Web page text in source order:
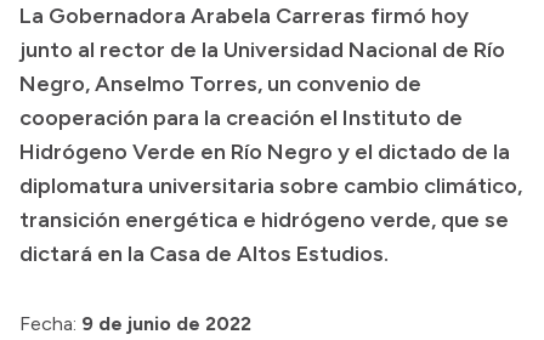
Geografía
Invertí en Río Negro
Transparencia
Compras y licitaciones
La Gobernadora Arabela Carreras firmó hoy
junto al rector de la Universidad Nacional de Río
Negro, Anselmo Torres, un convenio de
cooperación para la creación el Instituto de
Hidrógeno Verde en Río Negro y el dictado de la
diplomatura universitaria sobre cambio climático,
transición energética e hidrógeno verde, que se
dictará en la Casa de Altos Estudios.
Fecha: 9 de junio de 2022